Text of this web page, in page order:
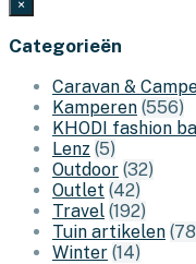
×
Categorieën
Caravan &
Kamperen (556)
KHODI fashion
Lenz (5)
Outdoor (32)
Outlet (42)
Travel (192)
Tuin artikelen
Winter (14)